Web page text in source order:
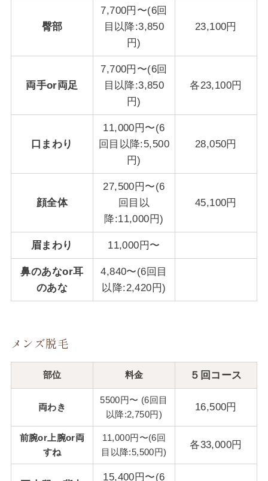
臀部
7,700円〜(6回
目以降:3,850
円)
23,100円
両手or両足
7,700円〜(6回
目以降:3,850
円)
各23,100円
口まわり
11,000円〜(6
回目以降:5,500
円)
28,050円
顔全体
27,500円〜(6
回目以
降:11,000円)
45,100円
眉まわり 11,000円〜
鼻のあなor耳
のあな
4,840〜(6回目
以降:2,420円)
メンズ脱毛
部位 料金 ５回コース
両わき
5500円〜 (6回目
以降:2,750円)
16,500円
前腕or上腕or両
すね
11,000円〜(6回
目以降:5,500円)
各33,000円
15,400円〜(6